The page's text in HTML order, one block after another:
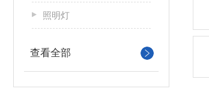
照明灯
查看全部